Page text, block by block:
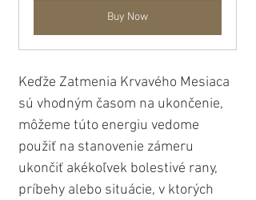
Buy Now
Keďže Zatmenia Krvavého Mesiaca
sú vhodným časom na ukončenie,
môžeme túto energiu vedome
použiť na stanovenie zámeru
ukončiť akékoľvek bolestivé rany,
príbehy alebo situácie, v ktorých